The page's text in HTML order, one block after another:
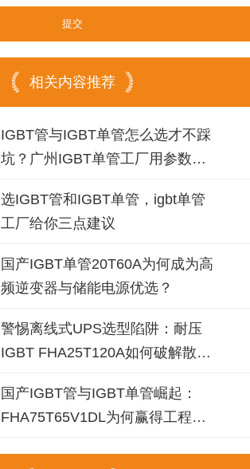
相关内容推荐
IGBT管与IGBT单管怎么选才不踩
坑？广州IGBT单管工厂用参数说
选IGBT管和IGBT单管，igbt单管
工厂给你三点建议
国产IGBT单管20T60A为何成为高
频逆变器与储能电源优选？
警惕离线式UPS选型陷阱：耐压
IGBT FHA25T120A如何破解散热
国产IGBT管与IGBT单管崛起：
FHA75T65V1DL为何赢得工程师